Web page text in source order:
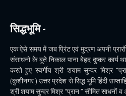
सिद्धभूमि -
एक ऐसे समय में जब प्रिंट एवं मुद्रण अपनी
संसाधनो के बूते निकाल पाना बेहद दुष्कर कार्य
करते हुए स्वर्गीय श्री शयाम सुन्दर मिश्र
(कुशीनगर ) उत्तर प्रदेश से सिद्ध भूमि हिंदी
श्री शयाम सुन्दर मिश्र “प्रान ” सीमित साधनों